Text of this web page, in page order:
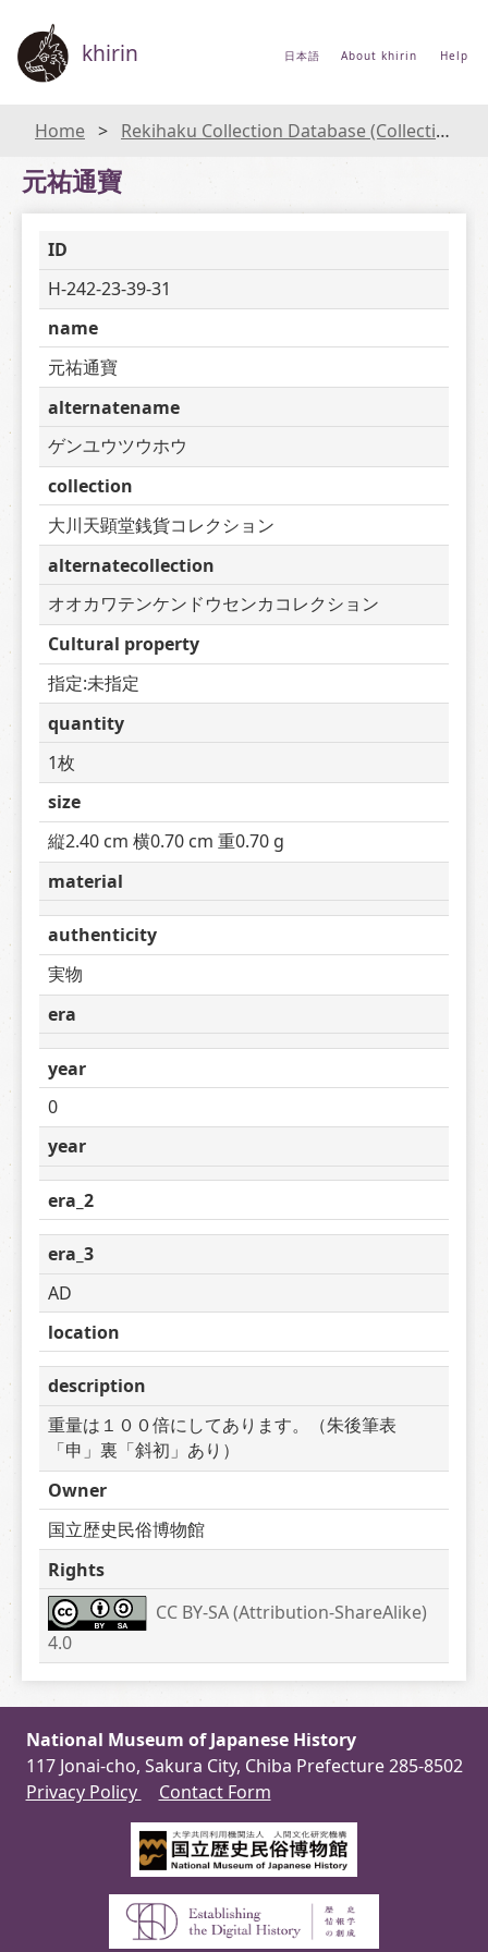
khirin 日本語 About khirin Help
Home Rekihaku Collection Database (Collections Database of the National Museum of Japanese History)
元祐通寶
ID
H-242-23-39-31
name
元祐通寶
alternatename
ゲンユウツウホウ
collection
大川天顕堂銭貨コレクション
alternatecollection
オオカワテンケンドウセンカコレクション
Cultural property
指定:未指定
quantity
1枚
size
縦2.40 cm 横0.70 cm 重0.70 g
material
authenticity
実物
era
year
0
year
era_2
era_3
AD
location
description
重量は１００倍にしてあります。（朱後筆表
「申」裏「斜初」あり）
Owner
国立歴史民俗博物館
Rights
CC BY-SA (Attribution-ShareAlike)
4.0
National Museum of Japanese History
117 Jonai-cho, Sakura City, Chiba Prefecture 285-8502
Privacy Policy
Contact Form